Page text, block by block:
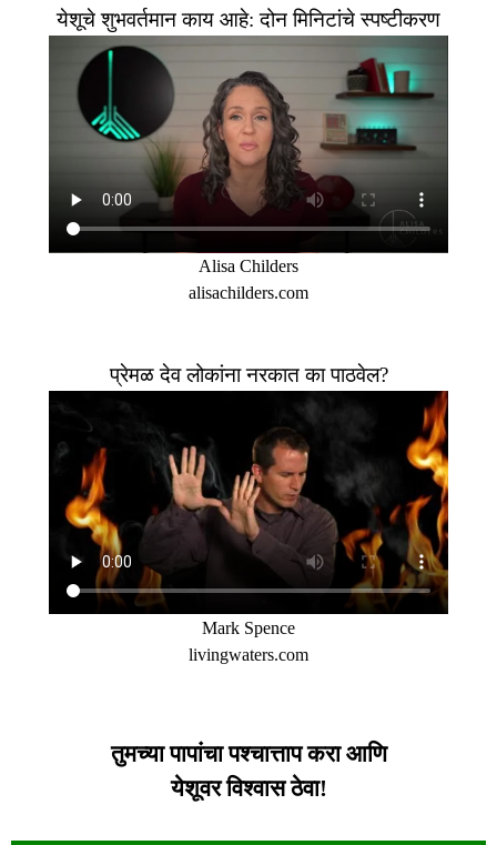
येशूचे शुभवर्तमान काय आहे: दोन मिनिटांचे स्पष्टीकरण
Alisa Childers
alisachilders.com
प्रेमळ देव लोकांना नरकात का पाठवेल?
Mark Spence
livingwaters.com
तुमच्या पापांचा पश्चात्ताप करा आणि
येशूवर विश्वास ठेवा!